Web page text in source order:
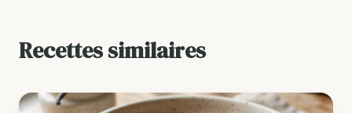
Recettes similaires